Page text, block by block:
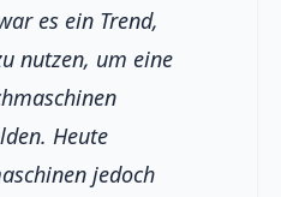
es ein Trend,
nutzen, um eine
Heute
jedoch